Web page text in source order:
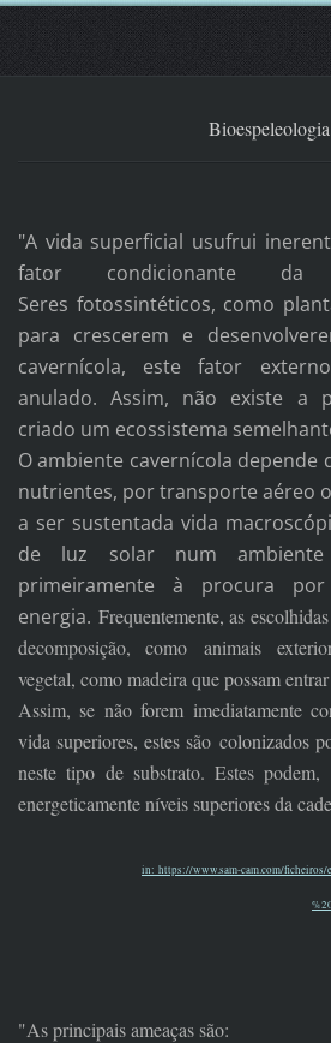
Bioespeleologia
"A vida superficial usufrui
fator condicionante
Seres fotossintéticos, como
para crescerem e
cavernícola, este fator
anulado. Assim, não existe a
criado um ecossistema
O ambiente cavernícola depende
nutrientes, por transporte aéreo
a ser sustentada vida
de luz solar num ambiente
primeiramente à procura
energia. Frequentemente, as
decomposição, como animais
vegetal, como madeira que possam
Assim, se não forem imediatamente
vida superiores, estes são colonizados
neste tipo de substrato. Estes podem,
energeticamente níveis superiores da
in: https://www.sam-cam.com/
"As principais ameaças são: